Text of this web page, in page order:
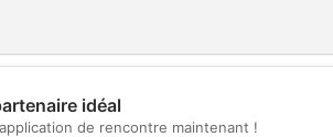
idéal
de rencontre maintenant !